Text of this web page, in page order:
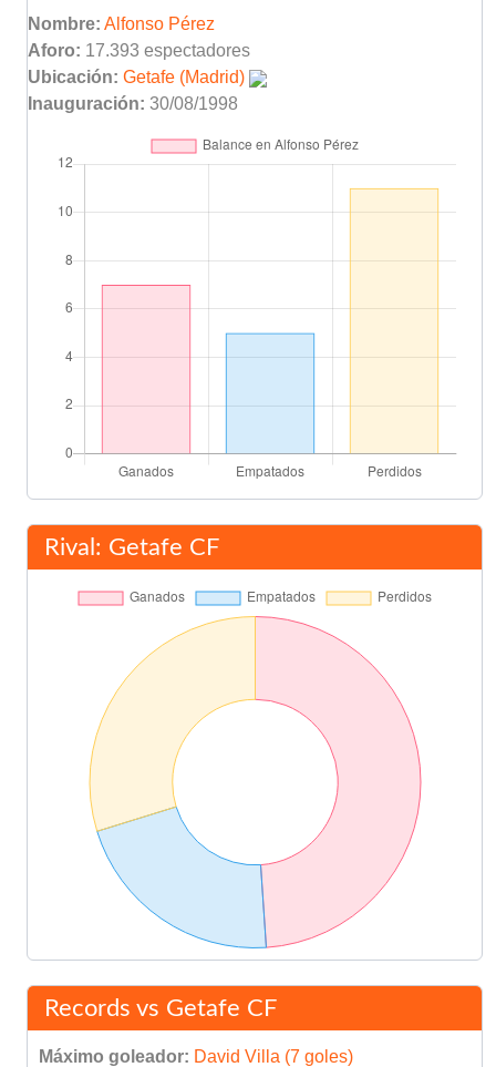
Casquero
Alberto
Manu
Javi Guerra
Licht
Nacho
88'
Final del partido
Nombre: Alfonso Pérez
Aforo: 17.393 espectadores
Ubicación: Getafe (Madrid)
Inauguración: 30/08/1998
Rival: Getafe CF
Records vs Getafe CF
Máximo goleador: David Villa (7 goles)